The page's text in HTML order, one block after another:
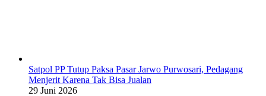
Satpol PP Tutup Paksa Pasar Jarwo Purwosari, Pedagang
Menjerit Karena Tak Bisa Jualan
29 Juni 2026